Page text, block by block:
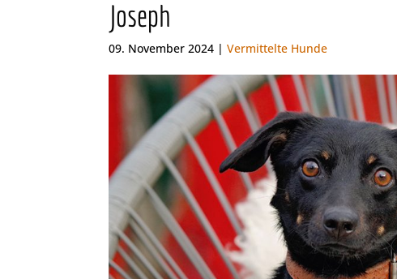
Joseph
09. November 2024 |Vermittelte Hunde